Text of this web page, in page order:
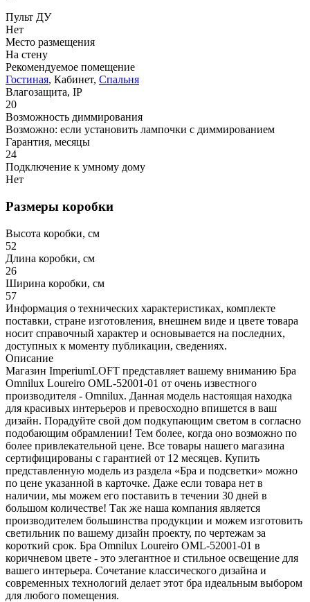
Пульт ДУ
Нет
Место размещения
На стену
Рекомендуемое помещение
Гостиная, Кабинет, Спальня
Влагозащита, IP
20
Возможность диммирования
Возможно: если установить лампочки с диммированием
Гарантия, месяцы
24
Подключение к умному дому
Нет
Размеры коробки
Высота коробки, см
52
Длина коробки, см
26
Ширина коробки, см
57
Информация о технических характеристиках, комплекте
поставки, стране изготовления, внешнем виде и цвете товара
носит справочный характер и основывается на последних,
доступных к моменту публикации, сведениях.
Описание
Магазин ImperiumLOFT представляет вашему вниманию Бра
Omnilux Loureiro OML-52001-01 от очень известного
производителя - Omnilux. Данная модель настоящая находка
для красивых интерьеров и превосходно впишется в ваш
дизайн. Порадуйте свой дом подкупающим светом в согласно
подобающим обрамлении! Тем более, когда оно возможно по
более привлекательной цене. Все товары нашего магазина
сертифицированы с гарантией от 12 месяцев. Купить
представленную модель из раздела «Бра и подсветки» можно
по цене указанной в карточке. Даже если товара нет в
наличии, мы можем его поставить в течении 30 дней в
большом количестве! Так же наша компания является
производителем большинства продукции и можем изготовить
светильник по вашему дизайн проекту, по чертежам за
короткий срок. Бра Omnilux Loureiro OML-52001-01 в
коричневом цвете - это элегантное и стильное освещение для
вашего интерьера. Сочетание классического дизайна и
современных технологий делает этот бра идеальным выбором
для любого помещения.